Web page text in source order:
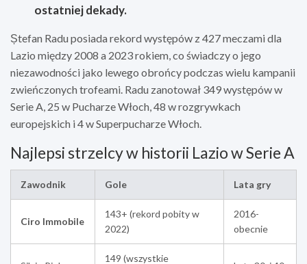
ostatniej dekady.
Ștefan Radu posiada rekord występów z 427 meczami dla
Lazio między 2008 a 2023 rokiem, co świadczy o jego
niezawodności jako lewego obrońcy podczas wielu kampanii
zwieńczonych trofeami. Radu zanotował 349 występów w
Serie A, 25 w Pucharze Włoch, 48 w rozgrywkach
europejskich i 4 w Superpucharze Włoch.
Najlepsi strzelcy w historii Lazio w Serie A
Zawodnik Gole Lata gry
Ciro Immobile
143+ (rekord pobity w
2022)
2016-
obecnie
149 (wszystkie